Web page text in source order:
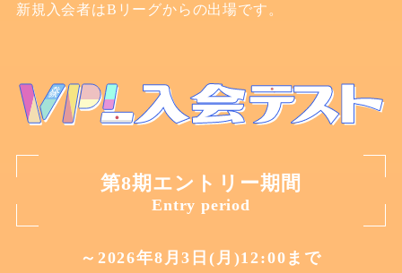
新規入会者はBリーグからの出場です。
第8期エントリー期間
Entry period
～2026年8月3日(月)12:00まで